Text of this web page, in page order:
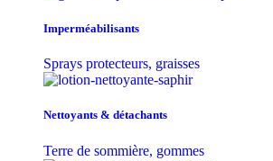
Imperméabilisants
Sprays protecteurs, graisses
Nettoyants & détachants
Terre de sommière, gommes